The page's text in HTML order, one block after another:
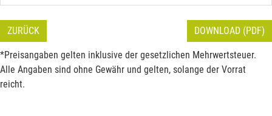
ZURÜCK DOWNLOAD (PDF)
*Preisangaben gelten inklusive der gesetzlichen Mehrwertsteuer.
Alle Angaben sind ohne Gewähr und gelten, solange der Vorrat
reicht.